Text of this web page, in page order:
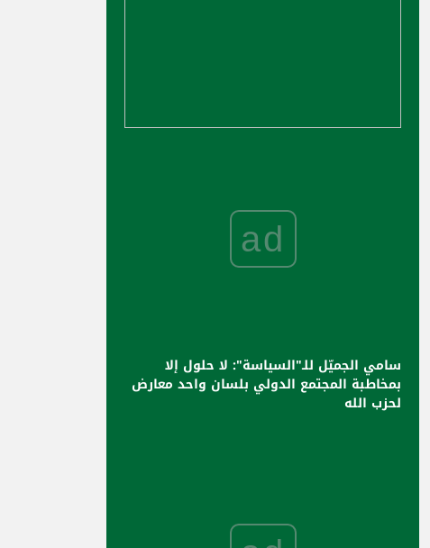
ad
سامي الجميّل للـ"السياسة": لا حلول إلا
بمخاطبة المجتمع الدولي بلسان واحد معارض
لحزب الله